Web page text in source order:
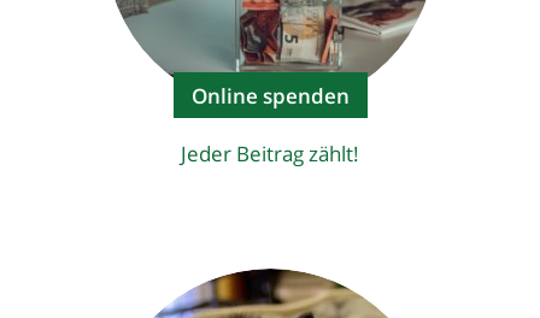
Online spenden
Jeder Beitrag zählt!